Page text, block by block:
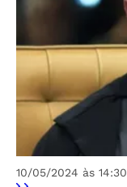
10/05/2024 às 14:30